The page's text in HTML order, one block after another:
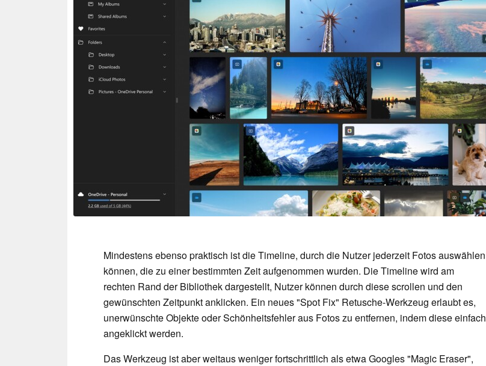
Mindestens ebenso praktisch ist die Timeline, durch die Nutzer jederzeit Fotos auswählen
können, die zu einer bestimmten Zeit aufgenommen wurden. Die Timeline wird am
rechten Rand der Bibliothek dargestellt, Nutzer können durch diese scrollen und den
gewünschten Zeitpunkt anklicken. Ein neues "Spot Fix" Retusche-Werkzeug erlaubt es,
unerwünschte Objekte oder Schönheitsfehler aus Fotos zu entfernen, indem diese einfach
angeklickt werden.
Das Werkzeug ist aber weitaus weniger fortschrittlich als etwa Googles "Magic Eraser",